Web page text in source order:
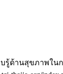
านสุขภาพใน